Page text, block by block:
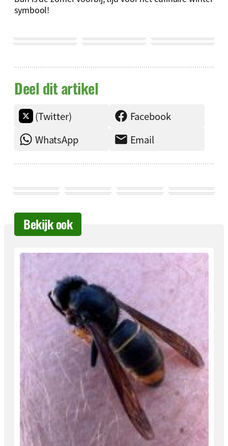
symbool!
Deel dit artikel
(Twitter)
Facebook
WhatsApp
Email
Bekijk ook